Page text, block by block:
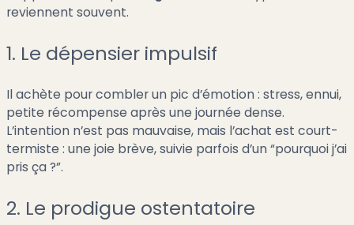
reviennent souvent.
1. Le dépensier impulsif
Il achète pour combler un pic d’émotion : stress, ennui,
petite récompense après une journée dense.
L’intention n’est pas mauvaise, mais l’achat est court-
termiste : une joie brève, suivie parfois d’un “pourquoi j’ai
pris ça ?”.
2. Le prodigue ostentatoire